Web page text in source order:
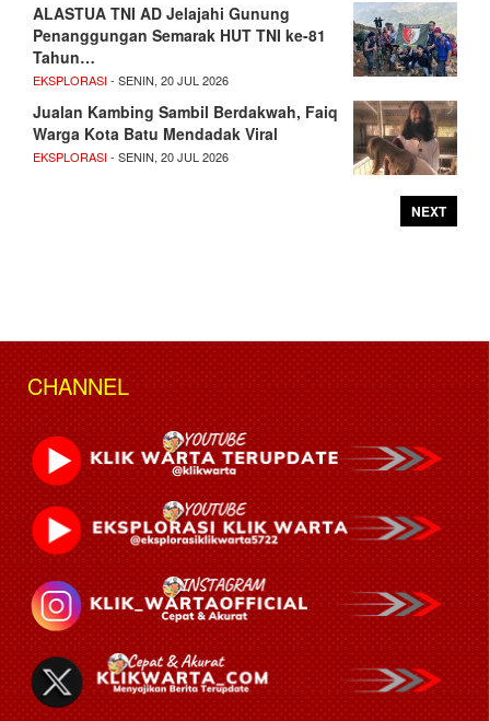
ALASTUA TNI AD Jelajahi Gunung
Penanggungan Semarak HUT TNI ke-81
Tahun…
EKSPLORASI- SENIN, 20 JUL 2026
Jualan Kambing Sambil Berdakwah, Faiq
Warga Kota Batu Mendadak Viral
EKSPLORASI- SENIN, 20 JUL 2026
NEXT
CHANNEL